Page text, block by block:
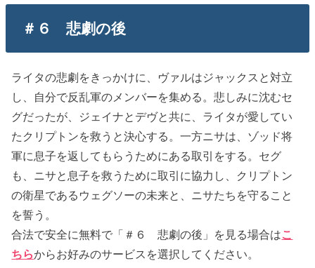
＃６ 悲劇の後
ライタの悲劇をきっかけに、ヴァルはジャックスと対立
し、自分で反乱軍のメンバーを集める。悲しみに沈むセ
グだったが、ジェイナとデヴと共に、ライタが愛してい
たクリプトンを救うと決心する。一方ニサは、ゾッド将
軍に息子を返してもらうためにある取引をする。セグ
も、ニサと息子を救うために取引に協力し、クリプトン
の衛星であるウェグソーの未来と、ニサたちを守ること
を誓う。
合法で安全に無料で「＃６ 悲劇の後」を見る場合はこ
ちらからお好みのサービスを選択してください。